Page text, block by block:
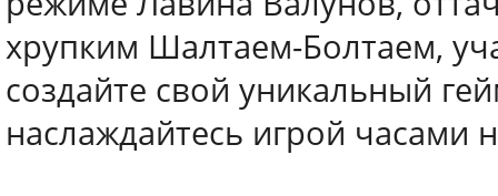
хрупким Шалтаем-Болтаем,
создайте свой уникальный
наслаждайтесь игрой часами